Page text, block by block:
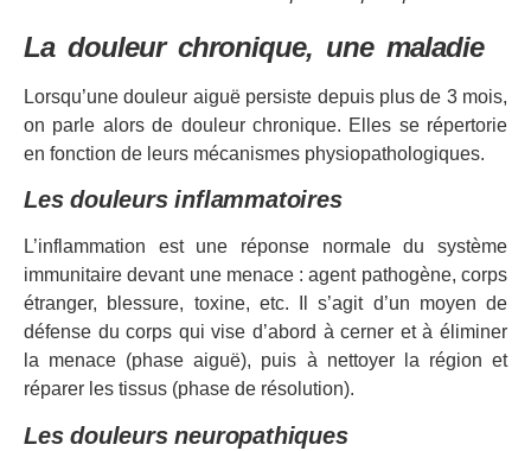
La douleur chronique, une maladie
Lorsqu’une douleur aiguë persiste depuis plus de 3 mois,
on parle alors de douleur chronique. Elles se répertorie
en fonction de leurs mécanismes physiopathologiques.
Les douleurs inflammatoires
L’inflammation est une réponse normale du système
immunitaire devant une menace : agent pathogène, corps
étranger, blessure, toxine, etc. Il s’agit d’un moyen de
défense du corps qui vise d’abord à cerner et à éliminer
la menace (phase aiguë), puis à nettoyer la région et
réparer les tissus (phase de résolution).
Les douleurs neuropathiques